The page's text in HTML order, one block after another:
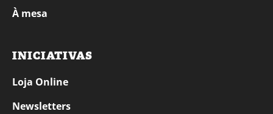
À mesa
INICIATIVAS
Loja Online
Newsletters